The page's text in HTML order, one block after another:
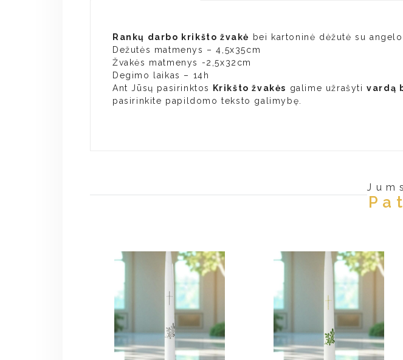
Rankų darbo krikšto žvakė
bei kartoninė dėžutė su
Dežutės matmenys – 4,5x35cm
Žvakės matmenys -2,5x32cm
Degimo laikas – 14h
Ant Jūsų pasirinktos
Krikšto žvakės galime užrašytivardą
pasirinkite papildomo teksto galimybę.